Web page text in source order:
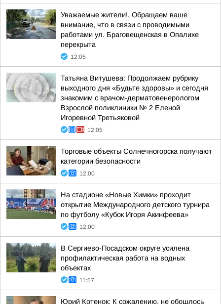
Уважаемые жители!. Обращаем ваше
внимание, что в связи с проводимыми
работами ул. Браговещенская в Опалихе
перекрыта
12:05
Татьяна Витушева: Продолжаем рубрику
выходного дня «Будьте здоровы» и сегодня
знакомим с врачом-дерматовенерологом
Взрослой поликлиники № 2 Еленой
Игоревной Третьяковой
12:05
Торговые объекты Солнечногорска получают
категории безопасности
12:00
На стадионе «Новые Химки» проходит
открытие Международного детского турнира
по футболу «Кубок Игоря Акинфеева»
12:00
В Сергиево-Посадском округе усилена
профилактическая работа на водных
объектах
11:57
Юрий Котенок: К сожалению, не обошлось